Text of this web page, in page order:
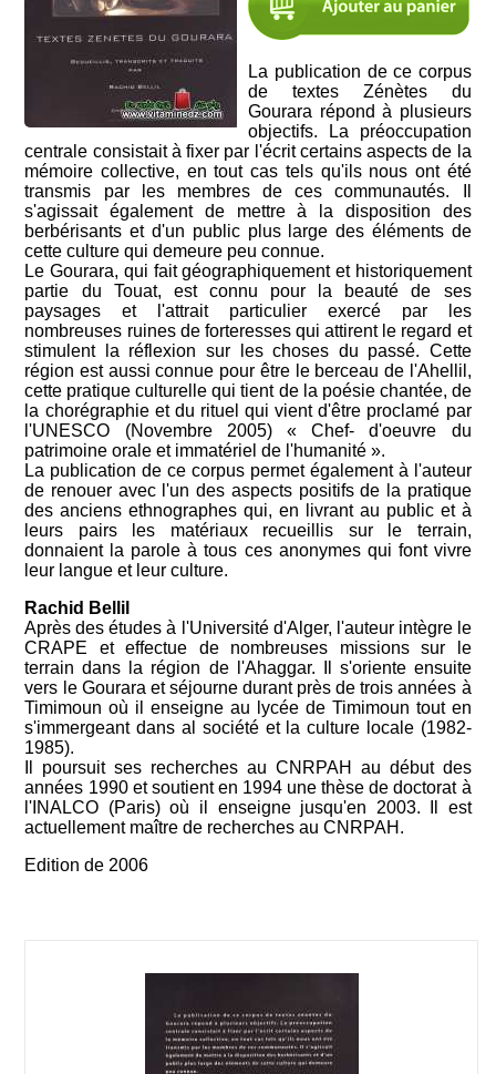
La publication de ce corpus
de textes Zénètes du
Gourara répond à plusieurs
objectifs. La préoccupation
centrale consistait à fixer par l'écrit certains aspects de la
mémoire collective, en tout cas tels qu'ils nous ont été
transmis par les membres de ces communautés. Il
s'agissait également de mettre à la disposition des
berbérisants et d'un public plus large des éléments de
cette culture qui demeure peu connue.
Le Gourara, qui fait géographiquement et historiquement
partie du Touat, est connu pour la beauté de ses
paysages et l'attrait particulier exercé par les
nombreuses ruines de forteresses qui attirent le regard et
stimulent la réflexion sur les choses du passé. Cette
région est aussi connue pour être le berceau de l'Ahellil,
cette pratique culturelle qui tient de la poésie chantée, de
la chorégraphie et du rituel qui vient d'être proclamé par
l'UNESCO (Novembre 2005) « Chef- d'oeuvre du
patrimoine orale et immatériel de l'humanité ».
La publication de ce corpus permet également à l'auteur
de renouer avec l'un des aspects positifs de la pratique
des anciens ethnographes qui, en livrant au public et à
leurs pairs les matériaux recueillis sur le terrain,
donnaient la parole à tous ces anonymes qui font vivre
leur langue et leur culture.
Rachid Bellil
Après des études à l'Université d'Alger, l'auteur intègre le
CRAPE et effectue de nombreuses missions sur le
terrain dans la région de l'Ahaggar. Il s'oriente ensuite
vers le Gourara et séjourne durant près de trois années à
Timimoun où il enseigne au lycée de Timimoun tout en
s'immergeant dans al société et la culture locale (1982-
1985).
Il poursuit ses recherches au CNRPAH au début des
années 1990 et soutient en 1994 une thèse de doctorat à
l'INALCO (Paris) où il enseigne jusqu'en 2003. Il est
actuellement maître de recherches au CNRPAH.
Edition de 2006